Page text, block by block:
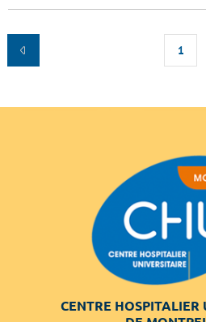
1
CENTRE HOSPITALIER